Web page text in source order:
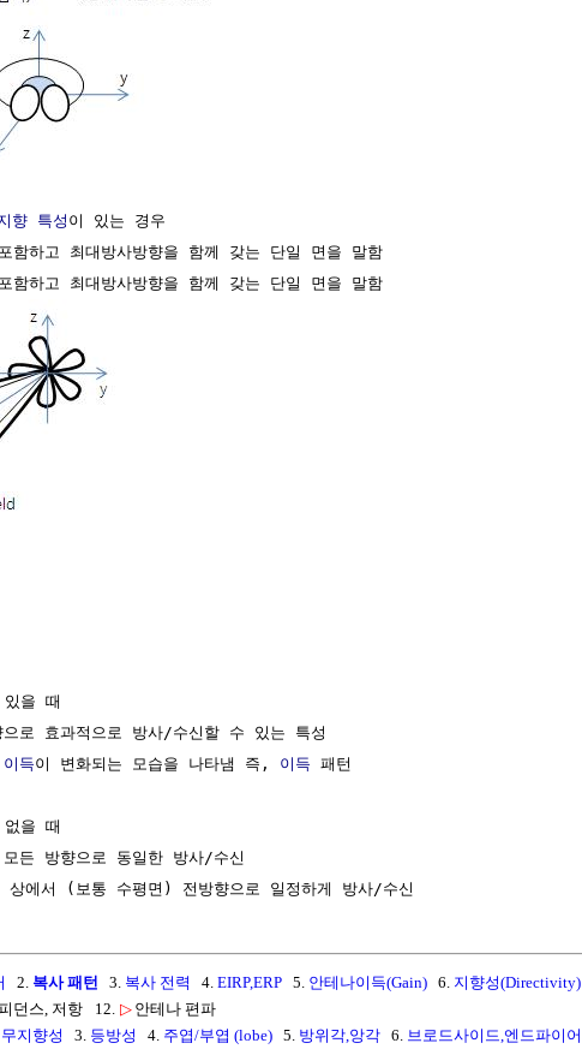
향 특성 이 있는 경우
함하고 최대방사방향을 함께 갖는 단일 면을 말함
함하고 최대방사방향을 함께 갖는 단일 면을 말함
을 때
로 효과적으로 방사/수신할 수 있는 특성
이득이 변화되는 모습을 나타냄 즉, 이득 패턴
을 때
든 방향으로 동일한 방사/수신
2. 복사 패턴 3. 복사 전력 4. EIRP,ERP 5. 안테나이득(Gain) 6. 지향성(Directivity)
던스, 저항 12. ▷ 안테나 편파
무지향성 3. 등방성 4. 주엽/부엽 (lobe) 5. 방위각,앙각 6. 브로드사이드,엔드파이어